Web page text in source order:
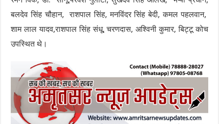
बलदेव सिंह चौहान, राशपाल सिंह, मनविंदर सिंह बेदी, कमल पहलवान,
शाम लाल यादव,राशपाल सिंह संधू, चरणदास, अश्विनी कुमार, बिट्टू कोच
उपस्थित थे।